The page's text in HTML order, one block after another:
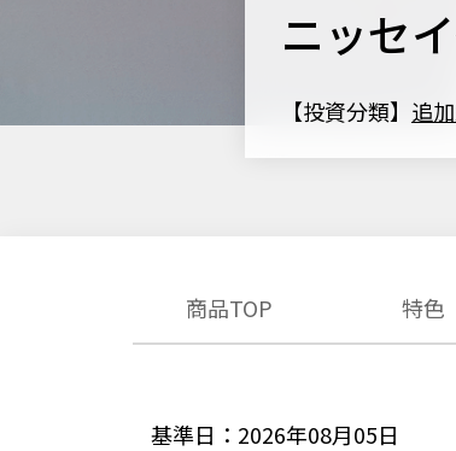
ニッセ
【投資分類】 追
商品TOP 特色
基準日：2026年08月05日